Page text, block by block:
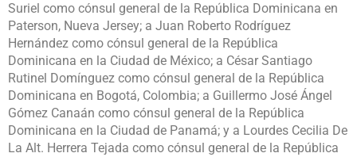
Suriel como cónsul general de la República Dominicana en
Paterson, Nueva Jersey; a Juan Roberto Rodríguez
Hernández como cónsul general de la República
Dominicana en la Ciudad de México; a César Santiago
Rutinel Domínguez como cónsul general de la República
Dominicana en Bogotá, Colombia; a Guillermo José Ángel
Gómez Canaán como cónsul general de la República
Dominicana en la Ciudad de Panamá; y a Lourdes Cecilia De
La Alt. Herrera Tejada como cónsul general de la República